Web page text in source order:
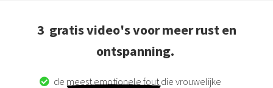
3 gratis video's voor meer rust en
ontspanning.
de meest emotionele fout die vrouwelijke